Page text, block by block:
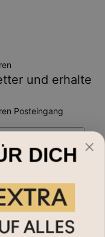
und erhalte
Posteingang
DICH